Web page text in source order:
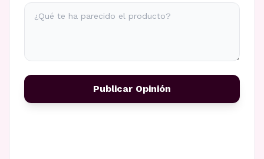
Publicar Opinión